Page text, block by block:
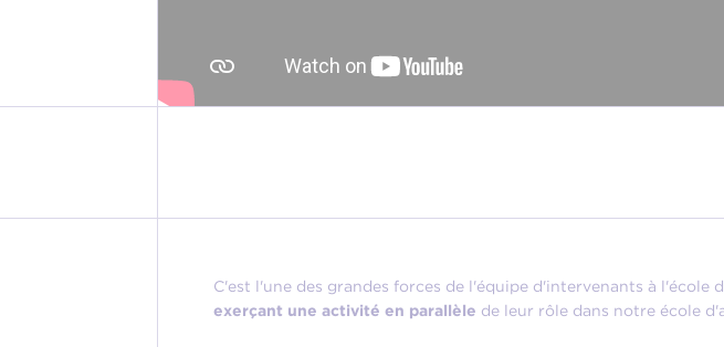
C'est l'une des grandes forces de l'équipe d'intervenants à l'école
exerçant une activité en parallèle de leur rôle dans notre école